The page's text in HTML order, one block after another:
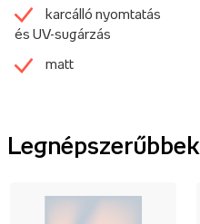
karcálló nyomtatás
és UV-sugárzás
matt
Legnépszerűbbek